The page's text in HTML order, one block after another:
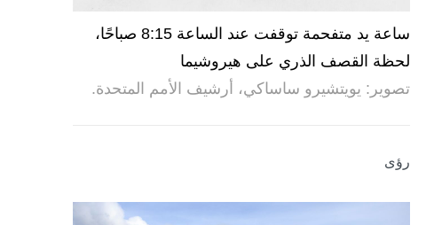
ساعة يد متفحمة توقفت عند الساعة 8:15 صباحًا،
لحظة القصف الذري على هيروشيما
تصوير: يويتشيرو ساساكي، أرشيف الأمم المتحدة.
رؤى